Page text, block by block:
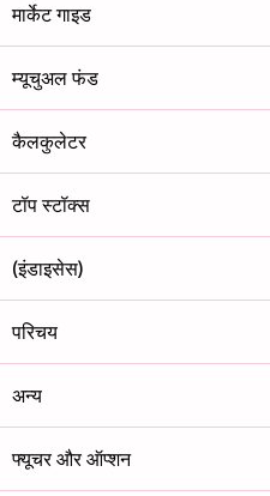
मार्केट गाइड
म्यूचुअल फंड
कैलकुलेटर
टॉप स्टॉक्स
(इंडाइसेस)
परिचय
अन्य
फ्यूचर और ऑप्शन